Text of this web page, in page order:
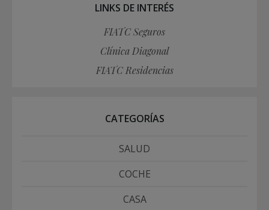
LINKS DE INTERÉS
FIATC Seguros
Clínica Diagonal
FIATC Residencias
CATEGORÍAS
SALUD
COCHE
CASA